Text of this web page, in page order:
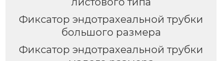
Фиксатор эндотрахеальной трубки
большого размера
Фиксатор эндотрахеальной трубки